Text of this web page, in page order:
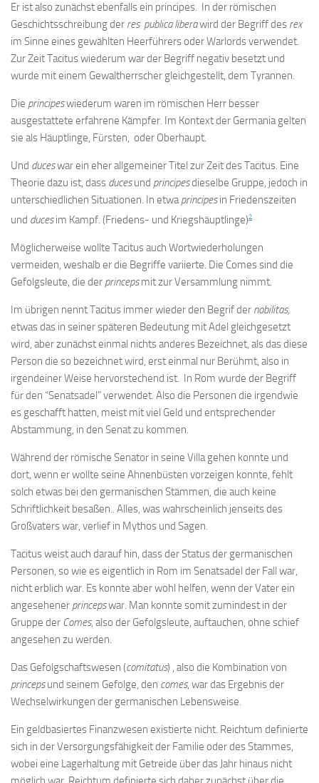
Er ist also zunächst ebenfalls ein principes. In der römischen
Geschichtsschreibung der res publica liberawird der Begriff des rex
im Sinne eines gewählten Heerführers oder Warlords verwendet.
Zur Zeit Tacitus wiederum war der Begriff negativ besetzt und
wurde mit einem Gewaltherrscher gleichgestellt, dem Tyrannen.
Die principeswiederum waren im römischen Herr besser
ausgestattete erfahrene Kämpfer. Im Kontext der Germania gelten
sie als Häuptlinge, Fürsten, oder Oberhaupt.
Und duceswar ein eher allgemeiner Titel zur Zeit des Tacitus. Eine
Theorie dazu ist, dass ducesund principesdieselbe Gruppe, jedoch in
unterschiedlichen Situationen. In etwaprincipesin Friedenszeiten
und ducesim Kampf. (Friedens- und Kriegshäuptlinge)2
Möglicherweise wollte Tacitus auch Wortwiederholungen
vermeiden, weshalb er die Begriffe variierte. Die Comes sind die
Gefolgsleute, die der princepsmit zur Versammlung nimmt.
Im übrigen nennt Tacitus immer wieder den Begrif der nobilitas,
etwas das in seiner späteren Bedeutung mit Adel gleichgesetzt
wird, aber zunächst einmal nichts anderes Bezeichnet, als das diese
Person die so bezeichnet wird, erst einmal nur Berühmt, also in
irgendeiner Weise hervorstechend ist. In Rom wurde der Begriff
für den “Senatsadel” verwendet. Also die Personen die irgendwie
es geschafft hatten, meist mit viel Geld und entsprechender
Abstammung, in den Senat zu kommen.
Während der römische Senator in seine Villa gehen konnte und
dort, wenn er wollte seine Ahnenbüsten vorzeigen konnte, fehlt
solch etwas bei den germanischen Stämmen, die auch keine
Schriftlichkeit besaßen.. Alles, was wahrscheinlich jenseits des
Großvaters war, verlief in Mythos und Sagen.
Tacitus weist auch darauf hin, dass der Status der germanischen
Personen, so wie es eigentlich in Rom im Senatsadel der Fall war,
nicht erblich war. Es konnte aber wohl helfen, wenn der Vater ein
angesehener princepswar. Man konnte somit zumindest in der
Gruppe der Comes, also der Gefolgsleute, auftauchen, ohne schief
angesehen zu werden.
Das Gefolgschaftswesen (comitatus) , also die Kombination von
princepsund seinem Gefolge, den comes, war das Ergebnis der
Wechselwirkungen der germanischen Lebensweise.
Ein geldbasiertes Finanzwesen existierte nicht. Reichtum definierte
sich in der Versorgungsfähigkeit der Familie oder des Stammes,
wobei eine Lagerhaltung mit Getreide über das Jahr hinaus nicht